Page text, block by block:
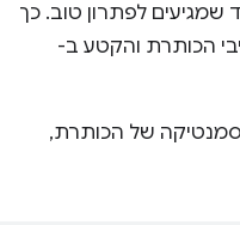
שמגיעים לפתרון טוב. כך
הכותרת והקטע ב-
של הכותרת,